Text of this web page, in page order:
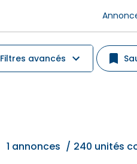
Filtres avancés
1 annonces / 240 unités